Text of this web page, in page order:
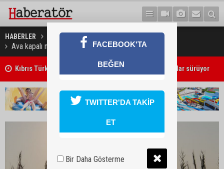
HABERLER GÜNDEM
Ava kapalı mevsimde evinde av hayvanı bulundurdu
Kıbrıs Türk Üniversite Öğrencileri Kongresi için kayıtlar sürüyor
Girne'deki cinayet zanlısı polis tarafından yakalandı
FACEBOOK'TA
BEĞEN
TWITTER'DA TAKİP
ET
Bir Daha Gösterme